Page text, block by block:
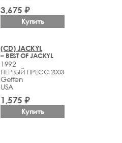
3,675 ₽
Купить
(CD) JACKYL
– BEST OF JACKYL
1992
ПЕРВЫЙ ПРЕСС 2003
Geffen
USA
1,575 ₽
Купить